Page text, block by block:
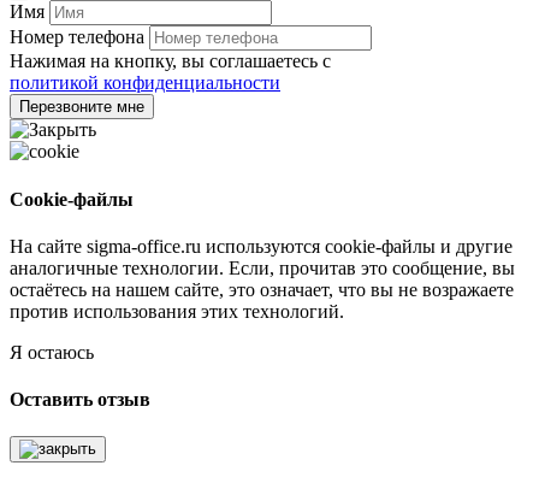
Имя
Номер телефона
Нажимая на кнопку, вы соглашаетесь с
политикой конфиденциальности
Перезвоните мне
Cookie-файлы
На сайте sigma-office.ru используются cookie-файлы и другие
аналогичные технологии. Если, прочитав это сообщение, вы
остаётесь на нашем сайте, это означает, что вы не возражаете
против использования этих технологий.
Я остаюсь
Оставить отзыв